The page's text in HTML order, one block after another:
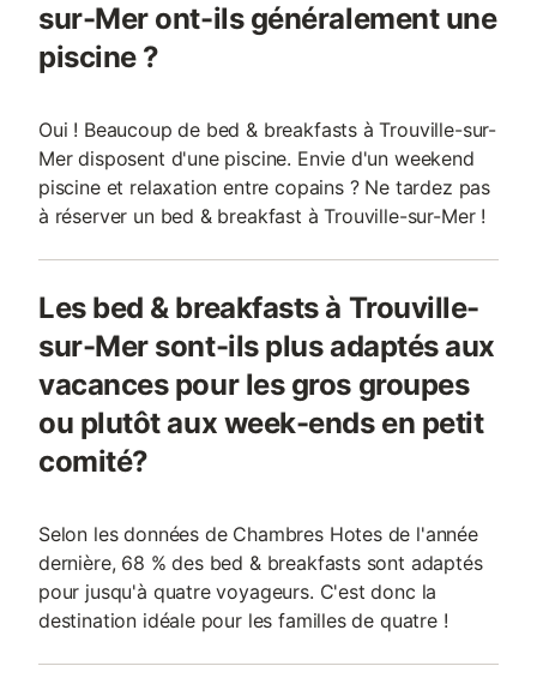
sur-Mer ont-ils généralement une
piscine ?
Oui ! Beaucoup de bed & breakfasts à Trouville-sur-
Mer disposent d'une piscine. Envie d'un weekend
piscine et relaxation entre copains ? Ne tardez pas
à réserver un bed & breakfast à Trouville-sur-Mer !
Les bed & breakfasts à Trouville-
sur-Mer sont-ils plus adaptés aux
vacances pour les gros groupes
ou plutôt aux week-ends en petit
comité?
Selon les données de Chambres Hotes de l'année
dernière, 68 % des bed & breakfasts sont adaptés
pour jusqu'à quatre voyageurs. C'est donc la
destination idéale pour les familles de quatre !